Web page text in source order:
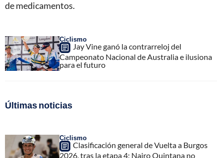
de medicamentos.
Ciclismo
Jay Vine ganó la contrarreloj del
Campeonato Nacional de Australia e ilusiona
para el futuro
Últimas noticias
Ciclismo
Clasificación general de Vuelta a Burgos
2026, tras la etapa 4; Nairo Quintana no